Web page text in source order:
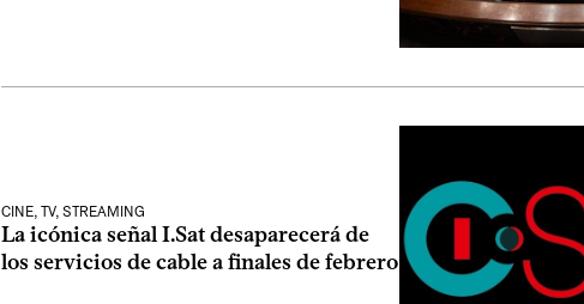
CINE, TV, STREAMING
La icónica señal I.Sat desaparecerá de
los servicios de cable a finales de febrero